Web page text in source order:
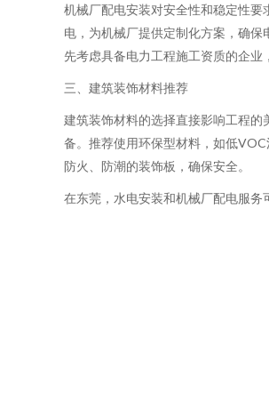
机械厂配电安装对安全性和稳定性
电，为机械厂提供定制化方案，确
先考虑具备电力工程施工资质的企业
三、建筑装饰材料推荐
建筑装饰材料的选择直接影响工程
备。推荐使用环保型材料，如低
防火、防潮的装饰板，确保安全。
在东莞，水电安装和机械厂配电服务